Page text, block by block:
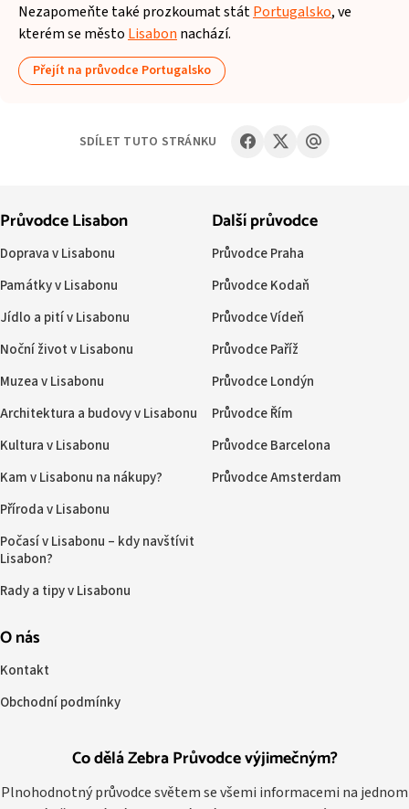
Nezapomeňte také prozkoumat státPortugalsko, ve
kterém se město Lisabon nachází.
Přejít na průvodce Portugalsko
SDÍLET TUTO STRÁNKU
Co dělá Zebra Průvodce výjimečným?
Plnohodnotný průvodce světem se všemi informacemi na jednom
Průvodce Lisabon
Doprava v Lisabonu
Památky v Lisabonu
Jídlo a pití v Lisabonu
Noční život v Lisabonu
Muzea v Lisabonu
Architektura a budovy v Lisabonu
Kultura v Lisabonu
Kam v Lisabonu na nákupy?
Příroda v Lisabonu
Počasí v Lisabonu – kdy navštívit
Lisabon?
Rady a tipy v Lisabonu
Další průvodce
Průvodce Praha
Průvodce Kodaň
Průvodce Vídeň
Průvodce Paříž
Průvodce Londýn
Průvodce Řím
Průvodce Barcelona
Průvodce Amsterdam
O nás
Kontakt
Obchodní podmínky